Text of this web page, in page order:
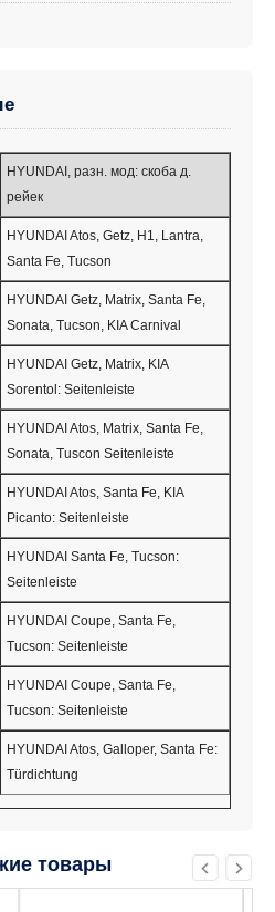
HYUNDAI, разн. мод: скоба д.
рейек
HYUNDAI Atos, Getz, H1, Lantra,
Santa Fe, Tucson
HYUNDAI Getz, Matrix, Santa Fe,
Sonata, Tucson, KIA Carnival
HYUNDAI Getz, Matrix, KIA
Sorentol: Seitenleiste
HYUNDAI Atos, Matrix, Santa Fe,
Sonata, Tuscon Seitenleiste
HYUNDAI Atos, Santa Fe, KIA
Picanto: Seitenleiste
HYUNDAI Santa Fe, Tucson:
Seitenleiste
HYUNDAI Coupe, Santa Fe,
Tucson: Seitenleiste
HYUNDAI Coupe, Santa Fe,
Tucson: Seitenleiste
HYUNDAI Atos, Galloper, Santa Fe:
Türdichtung
товары